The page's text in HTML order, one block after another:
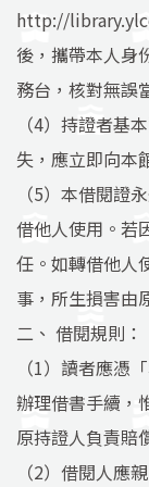
http://
後，攜帶本人身
務台，核對無誤
（4）持證者基
失，應立即向本
（5）本借閱證
借他人使用。若
任。如轉借他人
事，所生損害由
二、 借閱規則：
（1）讀者應憑
辦理借書手續，
原持證人負責賠
（2）借閱人應